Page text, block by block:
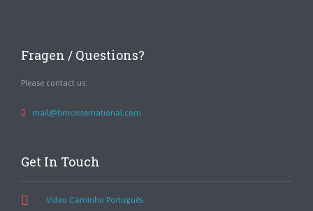
Fragen / Questions?
Please contact us:
mail@hmcinternational.com
Get In Touch
Video Caminho Português